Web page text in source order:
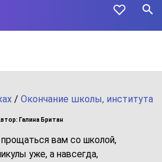
/ Окончание школы, института
Галина Британ
вам со школой,
уже, а навсегда,